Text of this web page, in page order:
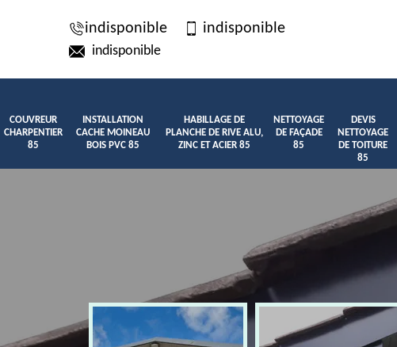
indisponible indisponible
indisponible
COUVREUR
CHARPENTIER
85
INSTALLATION
CACHE MOINEAU
BOIS PVC 85
HABILLAGE DE
PLANCHE DE RIVE ALU,
ZINC ET ACIER 85
NETTOYAGE
DE FAÇADE
85
DEVIS
NETTOYAGE
DE TOITURE
85